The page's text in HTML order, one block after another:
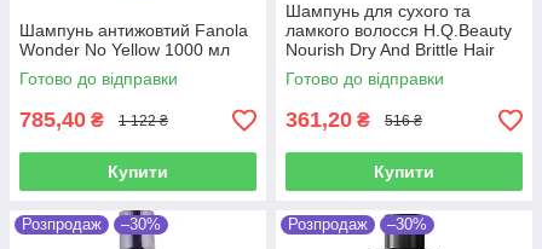
Шампунь антижовтий Fanola
Wonder No Yellow 1000 мл
Готово до відправки
785,40 ₴ 1 122 ₴
Купити
Шампунь для сухого та
ламкого волосся H.Q.Beauty
Nourish Dry And Brittle Hair
Shampoo 280 мл
Готово до відправки
361,20 ₴ 516 ₴
Купити
Розпродаж –30% Розпродаж –30%